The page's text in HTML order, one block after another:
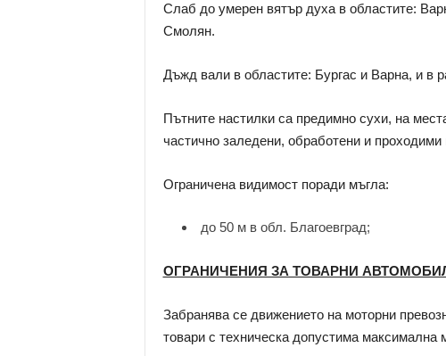
Слаб до умерен вятър духа в областите:
Смолян.
Дъжд вали в областите: Бургас и Варна, и в
Пътните настилки са предимно сухи, на
частично заледени, обработени и
Ограничена видимост поради мъгла:
до 50 м в обл. Благоевград;
ОГРАНИЧЕНИЯ ЗА ТОВАРНИ
Забранява се движението на моторни
товари с техническа допустима максимална